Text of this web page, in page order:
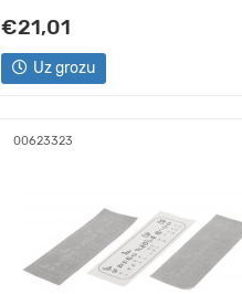
€21,01
Uz grozu
00623323